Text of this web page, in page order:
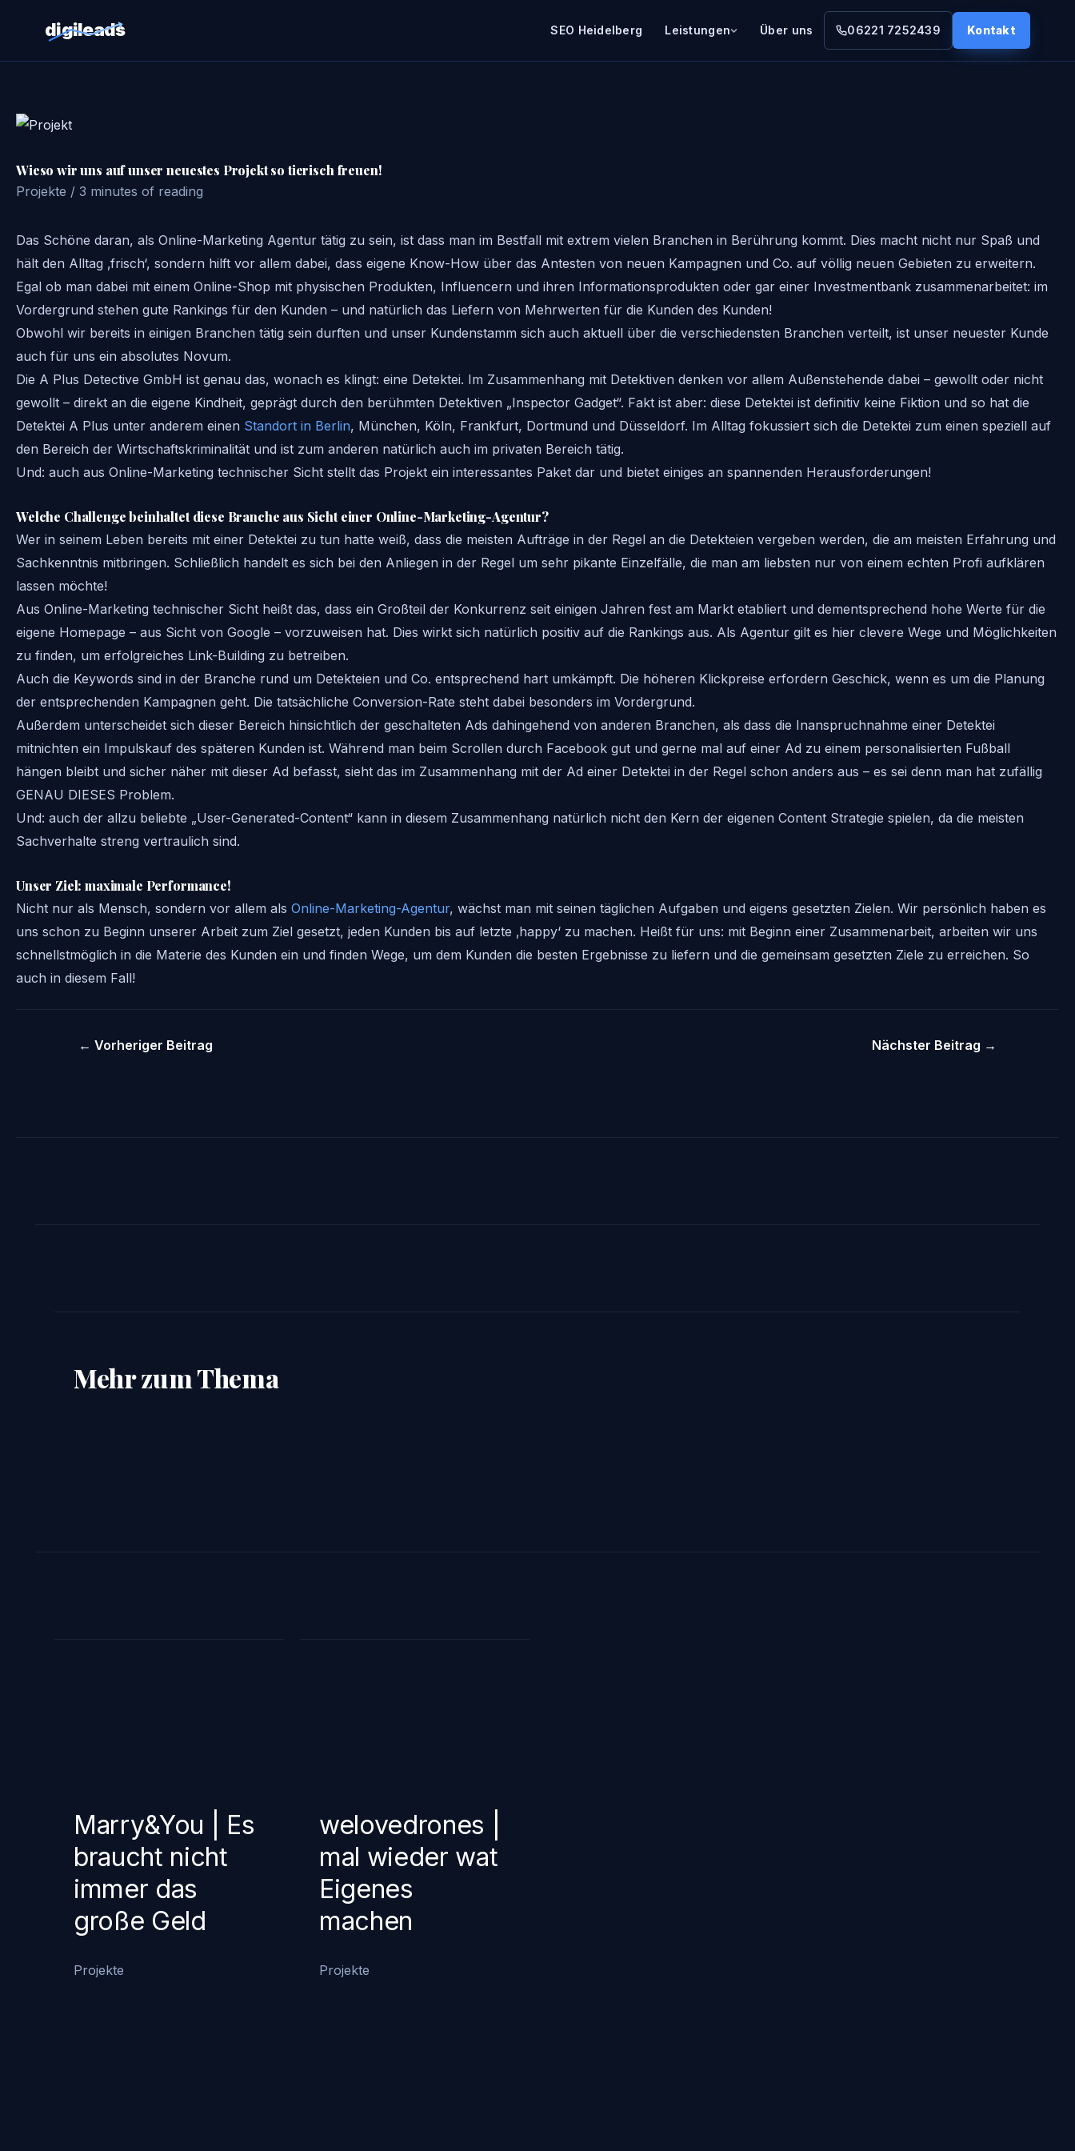
digileads SEO Heidelberg Leistungen Über uns 06221 7252439 Kontakt
springen
Wieso wir uns auf unser neuestes Projekt so tierisch freuen!
Projekte / 3 minutes of reading
Das Schöne daran, als Online-Marketing Agentur tätig zu sein, ist dass man im Bestfall mit extrem vielen Branchen in Berührung kommt. Dies macht nicht nur Spaß und
hält den Alltag ‚frisch‘, sondern hilft vor allem dabei, dass eigene Know-How über das Antesten von neuen Kampagnen und Co. auf völlig neuen Gebieten zu erweitern.
Egal ob man dabei mit einem Online-Shop mit physischen Produkten, Influencern und ihren Informationsprodukten oder gar einer Investmentbank zusammenarbeitet: im
Vordergrund stehen gute Rankings für den Kunden – und natürlich das Liefern von Mehrwerten für die Kunden des Kunden!
Obwohl wir bereits in einigen Branchen tätig sein durften und unser Kundenstamm sich auch aktuell über die verschiedensten Branchen verteilt, ist unser neuester Kunde
auch für uns ein absolutes Novum.
Die A Plus Detective GmbH ist genau das, wonach es klingt: eine Detektei. Im Zusammenhang mit Detektiven denken vor allem Außenstehende dabei – gewollt oder nicht
gewollt – direkt an die eigene Kindheit, geprägt durch den berühmten Detektiven „Inspector Gadget“. Fakt ist aber: diese Detektei ist definitiv keine Fiktion und so hat die
Detektei A Plus unter anderem einen Standort in Berlin, München, Köln, Frankfurt, Dortmund und Düsseldorf. Im Alltag fokussiert sich die Detektei zum einen speziell auf
den Bereich der Wirtschaftskriminalität und ist zum anderen natürlich auch im privaten Bereich tätig.
Und: auch aus Online-Marketing technischer Sicht stellt das Projekt ein interessantes Paket dar und bietet einiges an spannenden Herausforderungen!
Welche Challenge beinhaltet diese Branche aus Sicht einer Online-Marketing-Agentur?
Wer in seinem Leben bereits mit einer Detektei zu tun hatte weiß, dass die meisten Aufträge in der Regel an die Detekteien vergeben werden, die am meisten Erfahrung und
Sachkenntnis mitbringen. Schließlich handelt es sich bei den Anliegen in der Regel um sehr pikante Einzelfälle, die man am liebsten nur von einem echten Profi aufklären
lassen möchte!
Aus Online-Marketing technischer Sicht heißt das, dass ein Großteil der Konkurrenz seit einigen Jahren fest am Markt etabliert und dementsprechend hohe Werte für die
eigene Homepage – aus Sicht von Google – vorzuweisen hat. Dies wirkt sich natürlich positiv auf die Rankings aus. Als Agentur gilt es hier clevere Wege und Möglichkeiten
zu finden, um erfolgreiches Link-Building zu betreiben.
Auch die Keywords sind in der Branche rund um Detekteien und Co. entsprechend hart umkämpft. Die höheren Klickpreise erfordern Geschick, wenn es um die Planung
der entsprechenden Kampagnen geht. Die tatsächliche Conversion-Rate steht dabei besonders im Vordergrund.
Außerdem unterscheidet sich dieser Bereich hinsichtlich der geschalteten Ads dahingehend von anderen Branchen, als dass die Inanspruchnahme einer Detektei
mitnichten ein Impulskauf des späteren Kunden ist. Während man beim Scrollen durch Facebook gut und gerne mal auf einer Ad zu einem personalisierten Fußball
hängen bleibt und sicher näher mit dieser Ad befasst, sieht das im Zusammenhang mit der Ad einer Detektei in der Regel schon anders aus – es sei denn man hat zufällig
GENAU DIESES Problem.
Und: auch der allzu beliebte „User-Generated-Content“ kann in diesem Zusammenhang natürlich nicht den Kern der eigenen Content Strategie spielen, da die meisten
Sachverhalte streng vertraulich sind.
Unser Ziel: maximale Performance!
Nicht nur als Mensch, sondern vor allem als Online-Marketing-Agentur, wächst man mit seinen täglichen Aufgaben und eigens gesetzten Zielen. Wir persönlich haben es
uns schon zu Beginn unserer Arbeit zum Ziel gesetzt, jeden Kunden bis auf letzte ‚happy‘ zu machen. Heißt für uns: mit Beginn einer Zusammenarbeit, arbeiten wir uns
schnellstmöglich in die Materie des Kunden ein und finden Wege, um dem Kunden die besten Ergebnisse zu liefern und die gemeinsam gesetzten Ziele zu erreichen. So
auch in diesem Fall!
← Vorheriger Beitrag Nächster Beitrag →
Mehr zum Thema
Marry&You | Es
braucht nicht
immer das
große Geld
Projekte
welovedrones |
mal wieder wat
Eigenes
machen
Projekte